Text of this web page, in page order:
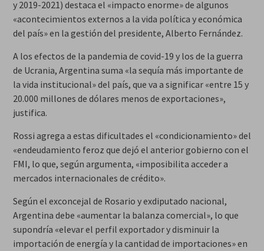
y 2019-2021) destaca el «impacto enorme» de algunos
«acontecimientos externos a la vida política y económica
del país» en la gestión del presidente, Alberto Fernández.
A los efectos de la pandemia de covid-19 y los de la guerra
de Ucrania, Argentina suma «la sequía más importante de
la vida institucional» del país, que va a significar «entre 15 y
20.000 millones de dólares menos de exportaciones»,
justifica.
Rossi agrega a estas dificultades el «condicionamiento» del
«endeudamiento feroz que dejó el anterior gobierno con el
FMI, lo que, según argumenta, «imposibilita acceder a
mercados internacionales de crédito».
Según el exconcejal de Rosario y exdiputado nacional,
Argentina debe «aumentar la balanza comercial», lo que
supondría «elevar el perfil exportador y disminuir la
importación de energía y la cantidad de importaciones» en